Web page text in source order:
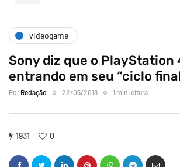
videogame
Sony diz que o PlayStation
entrando em seu “ciclo
Por Redação 22/05/2018 1 min leitura
1931 0